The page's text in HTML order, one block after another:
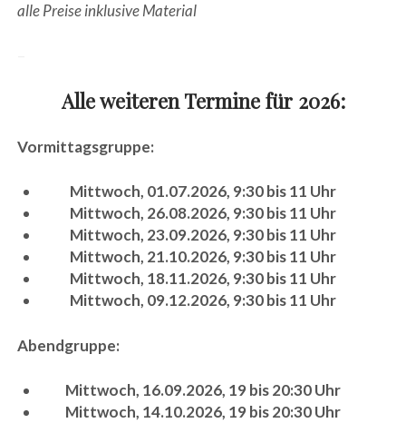
alle Preise inklusive Material
Alle weiteren Termine für 2026:
Vormittagsgruppe:
Mittwoch, 01.07.2026, 9:30 bis 11 Uhr
Mittwoch, 26.08.2026, 9:30 bis 11 Uhr
Mittwoch, 23.09.2026, 9:30 bis 11 Uhr
Mittwoch, 21.10.2026, 9:30 bis 11 Uhr
Mittwoch, 18.11.2026, 9:30 bis 11 Uhr
Mittwoch, 09.12.2026, 9:30 bis 11 Uhr
Abendgruppe:
Mittwoch, 16.09.2026, 19 bis 20:30 Uhr
Mittwoch, 14.10.2026, 19 bis 20:30 Uhr